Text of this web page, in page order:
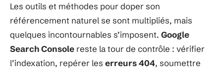
Les outils et méthodes pour doper son
référencement naturel se sont multipliés, mais
quelques incontournables s’imposent. Google
Search Console reste la tour de contrôle : vérifier
l’indexation, repérer les erreurs 404, soumettre